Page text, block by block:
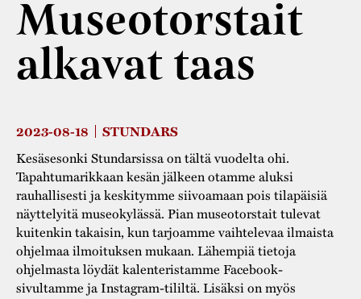
Vaellusreitti
Kestävä kehitys
Yhteystiedot
Varaa tilat
Jarl Hemmer
Rakennukset
Rakennusperintö
Käsityö
Projektit
YSTÄVÄT
Markkinat
Museotorstait
alkavat taas
2023-08-18 STUNDARS
Kesäsesonki Stundarsissa on tältä vuodelta ohi.
Tapahtumarikkaan kesän jälkeen otamme aluksi
rauhallisesti ja keskitymme siivoamaan pois tilapäisiä
näyttelyitä museokylässä. Pian museotorstait tulevat
kuitenkin takaisin, kun tarjoamme vaihtelevaa ilmaista
ohjelmaa ilmoituksen mukaan. Lähempiä tietoja
ohjelmasta löydät kalenteristamme Facebook-
sivultamme ja Instagram-tililtä. Lisäksi on myös